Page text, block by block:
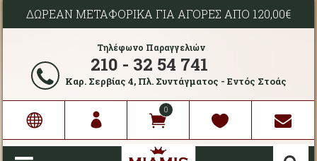
ΔΩΡΕΑΝ ΜΕΤΑΦΟΡΙΚΑ ΓΙΑ ΑΓΟΡΕΣ ΑΠΟ 120,00€
Τηλέφωνο Παραγγελιών
210 - 32 54 741
Καρ. Σερβίας 4, Πλ. Συντάγματος - Εντός Στοάς
0